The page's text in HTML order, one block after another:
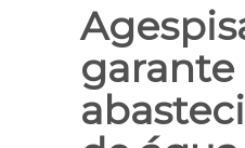
garante